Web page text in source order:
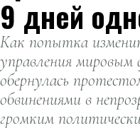
9 дней
Как попытка
управления
обернулась
обвинениями в
громким